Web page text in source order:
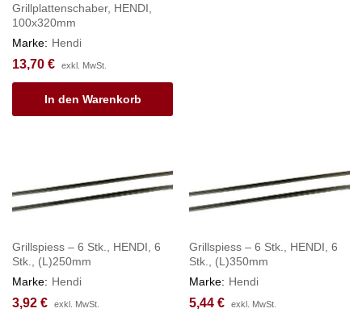
Grillplattenschaber, HENDI,
100x320mm
Marke: Hendi
13,70 € exkl. MwSt.
In den Warenkorb
Grillspiess – 6 Stk., HENDI, 6
Stk., (L)250mm
Marke: Hendi
3,92 € exkl. MwSt.
Grillspiess – 6 Stk., HENDI, 6
Stk., (L)350mm
Marke: Hendi
5,44 € exkl. MwSt.